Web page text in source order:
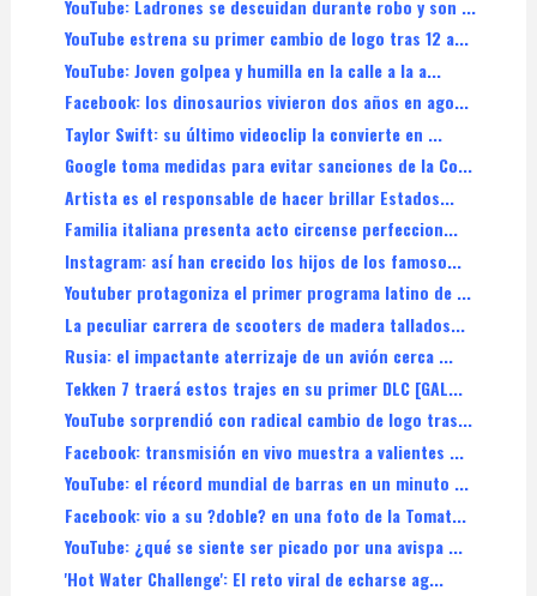
YouTube: Ladrones se descuidan durante robo y son ...
YouTube estrena su primer cambio de logo tras 12 a...
YouTube: Joven golpea y humilla en la calle a la a...
Facebook: los dinosaurios vivieron dos años en ago...
Taylor Swift: su último videoclip la convierte en ...
Google toma medidas para evitar sanciones de la Co...
Artista es el responsable de hacer brillar Estados...
Familia italiana presenta acto circense perfeccion...
Instagram: así han crecido los hijos de los famoso...
Youtuber protagoniza el primer programa latino de ...
La peculiar carrera de scooters de madera tallados...
Rusia: el impactante aterrizaje de un avión cerca ...
Tekken 7 traerá estos trajes en su primer DLC [GAL...
YouTube sorprendió con radical cambio de logo tras...
Facebook: transmisión en vivo muestra a valientes ...
YouTube: el récord mundial de barras en un minuto ...
Facebook: vio a su ?doble? en una foto de la Tomat...
YouTube: ¿qué se siente ser picado por una avispa ...
'Hot Water Challenge': El reto viral de echarse ag...